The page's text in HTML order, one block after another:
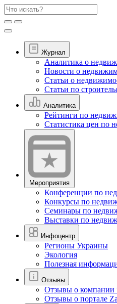
Журнал
Аналитика о
Новости о
Статьи о
Статьи по
Аналитика
Рейтинги по
Статистика цен по
Мероприятия
Конференции по
Конкурсы по
Семинары по
Выставки по
Инфоцентр
Регионы Украины
Экология
Полезная
Отзывы
Отзывы о компании
Отзывы о портале